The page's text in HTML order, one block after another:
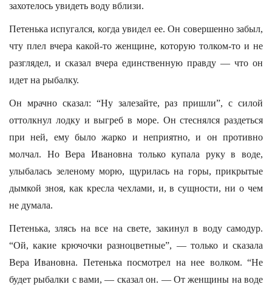
захотелось увидеть воду вблизи.
Петенька испугался, когда увидел ее. Он совершенно забыл,
чту плел вчера какой-то женщине, которую толком-то и не
разглядел, и сказал вчера единственную правду — что он
идет на рыбалку.
Он мрачно сказал: “Ну залезайте, раз пришли”, с силой
оттолкнул лодку и выгреб в море. Он стеснялся раздеться
при ней, ему было жарко и неприятно, и он противно
молчал. Но Вера Ивановна только купала руку в воде,
улыбалась зеленому морю, щурилась на горы, прикрытые
дымкой зноя, как кресла чехлами, и, в сущности, ни о чем
не думала.
Петенька, злясь на все на свете, закинул в воду самодур.
“Ой, какие крючочки разноцветные”, — только и сказала
Вера Ивановна. Петенька посмотрел на нее волком. “Не
будет рыбалки с вами, — сказал он. — От женщины на воде